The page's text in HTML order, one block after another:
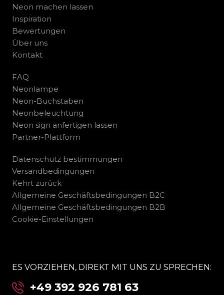
Neon machen lassen
Inspiration
Bewertungen
Über uns
Kontakt
FAQ
Neonlampe
Neon-Buchstaben
Neonbeleuchtung
Neon sign anfertigen lassen
Partner-Plattform
Datenschutz bestimmungen
Versandbedingungen
Kehrt zurück
Allgemeine Geschäftsbedingungen B2C
Allgemeine Geschäftsbedingungen B2B
Cookie-Einstellungen
ES VORZIEHEN, DIREKT MIT UNS ZU SPRECHEN:
+49 392 926 781 63